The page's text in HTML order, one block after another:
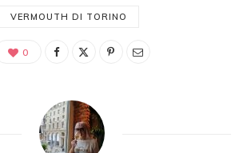
VERMOUTH DI TORINO
0